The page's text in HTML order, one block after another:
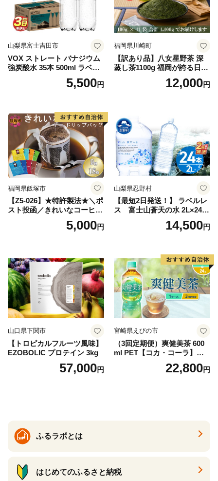
山梨県富士吉田市
VOX ストレート バナジウム
強炭酸水 35本 500ml ラベル
レス【富士吉田市限定カート
5,500円
福岡県川崎町
【訳あり品】八女星野茶 深
蒸し茶1100g 福岡が誇る日本
茶_ 訳アリ 常温 お茶 茶袋 常
備品 おちゃ ocha 茶葉 緑茶
小分け お土産 お取り寄せ グ
ルメ 福岡 九州 福岡県 国産
日本 ふかむし茶 ふかむし 家
庭用 自宅用 ちゃ りょくちゃ
ふかむしちゃ 急須 甘み 川崎
町 送料無料
12,000円
福岡県飯塚市
【Z5-026】★特許製法★＼ポ
スト投函／きれいなコーヒー
ドリップバッグ9種セット(18
袋)ゆうパケットでお届け！
5,000円
山梨県忍野村
【最短2日発送！】 ラベルレ
ス 富士山蒼天の水 2L×24本
（4ケース）※離島不可 天然
水 ミネラルウォーター 水 ペ
産 シリカ ミネラル 美容 備蓄
防災 長期保存 富士山 山梨県
忍野村
14,500円
山口県下関市
【トロピカルフルーツ風味】
EZOBOLIC プロテイン 3kg
57,000円
宮崎県えびの市
（3回定期便）爽健美茶 600
ml PET【コカ・コーラ】ペ
ットボトル 1ケース(24本) 定
期便 3回(72本) セット お茶
22,800円
ふるラボとは
はじめてのふるさと納税